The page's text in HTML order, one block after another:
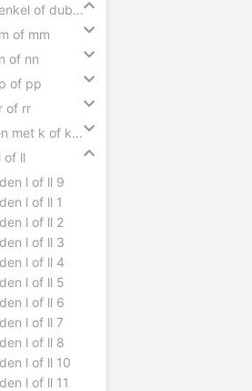
moeilijke woorden enkel of dubbel
of mm
of nn
of pp
of rr
moeilijke woorden met k of kk flitsen
of ll
l of ll 9
l of ll 1
l of ll 2
l of ll 3
l of ll 4
l of ll 5
l of ll 6
l of ll 7
l of ll 8
l of ll 10
l of ll 11